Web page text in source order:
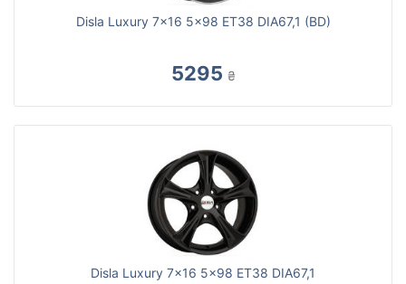
Disla Luxury 7x16 5x98 ET38 DIA67,1 (BD)
5295 ₴
Disla Luxury 7x16 5x98 ET38 DIA67,1